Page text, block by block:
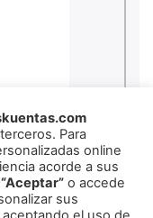
Para
online
acorde a sus
“Aceptar” o accede
sus